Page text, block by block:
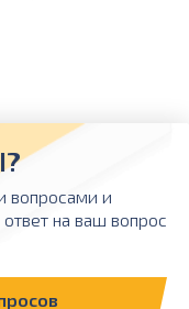
вопросами и
на ваш вопрос